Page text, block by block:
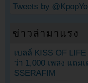
Tweets by
ข่าวล่ามาแรง
เบลล์ KISS OF
ว่า 1,000 เพลง แถม
SSERAFIM